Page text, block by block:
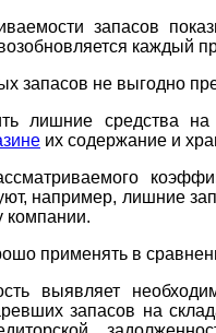
запасов
каждый
запасов не выгодно
лишние средства на
их содержание и
например, лишние
компании.
применять в
выявляет
запасов на